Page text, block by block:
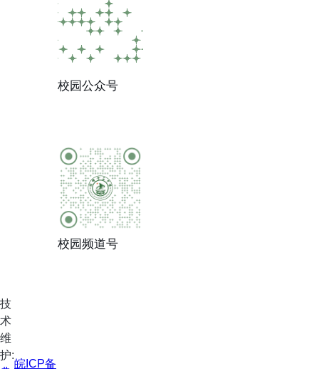
校园公众号
校园频道号
技
术
维
护:
皖ICP备